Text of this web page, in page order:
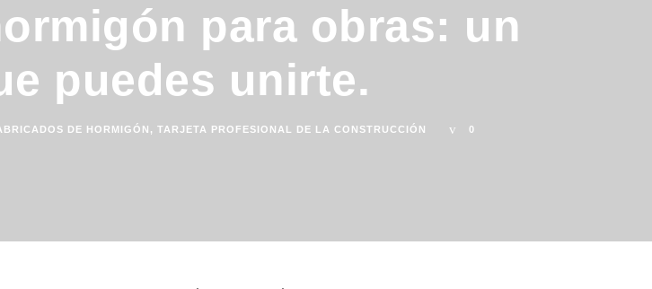
para obras: un
puedes unirte.
DE HORMIGÓN , TARJETA PROFESIONAL DE LA CONSTRUCCIÓN 0